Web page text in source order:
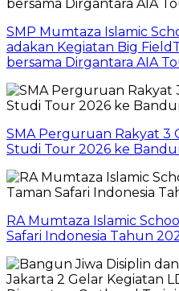
SMP Mumtaza Islamic
adakan Kegiatan Big
bersama Dirgantara AIA
SMA Perguruan Rakyat 3
Studi Tour 2026 ke
RA Mumtaza Islamic
Safari Indonesia Tahun